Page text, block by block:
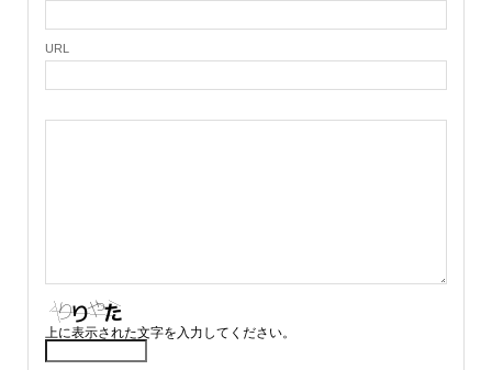
URL
上に表示された文字を入力してください。